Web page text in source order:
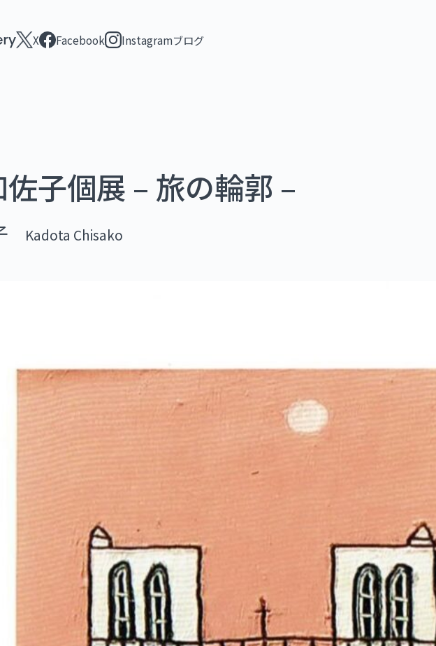
X Facebook Instagramブログ
子個展 – 旅の輪郭 –
Kadota Chisako